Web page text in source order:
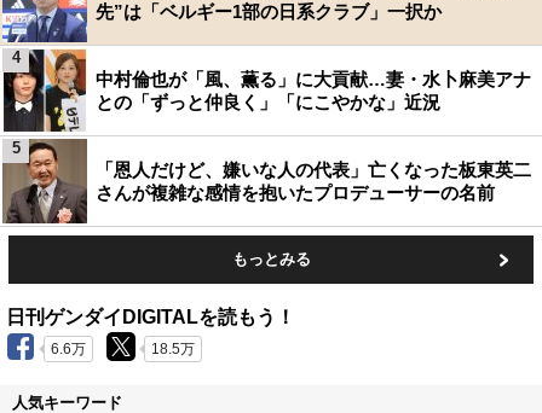
先”は「ベルギー1部の日系クラブ」一択か
中村倫也が「風、薫る」に大貢献…妻・水卜麻美アナ
との「ずっと仲良く」「にこやかな」近況
4
「恩人だけど、嫌いな人の代表」亡くなった板東英二
さんが複雑な感情を抱いたプロデューサーの名前
5
もっとみる
日刊ゲンダイDIGITALを読もう！
6.6万 18.5万
人気キーワード